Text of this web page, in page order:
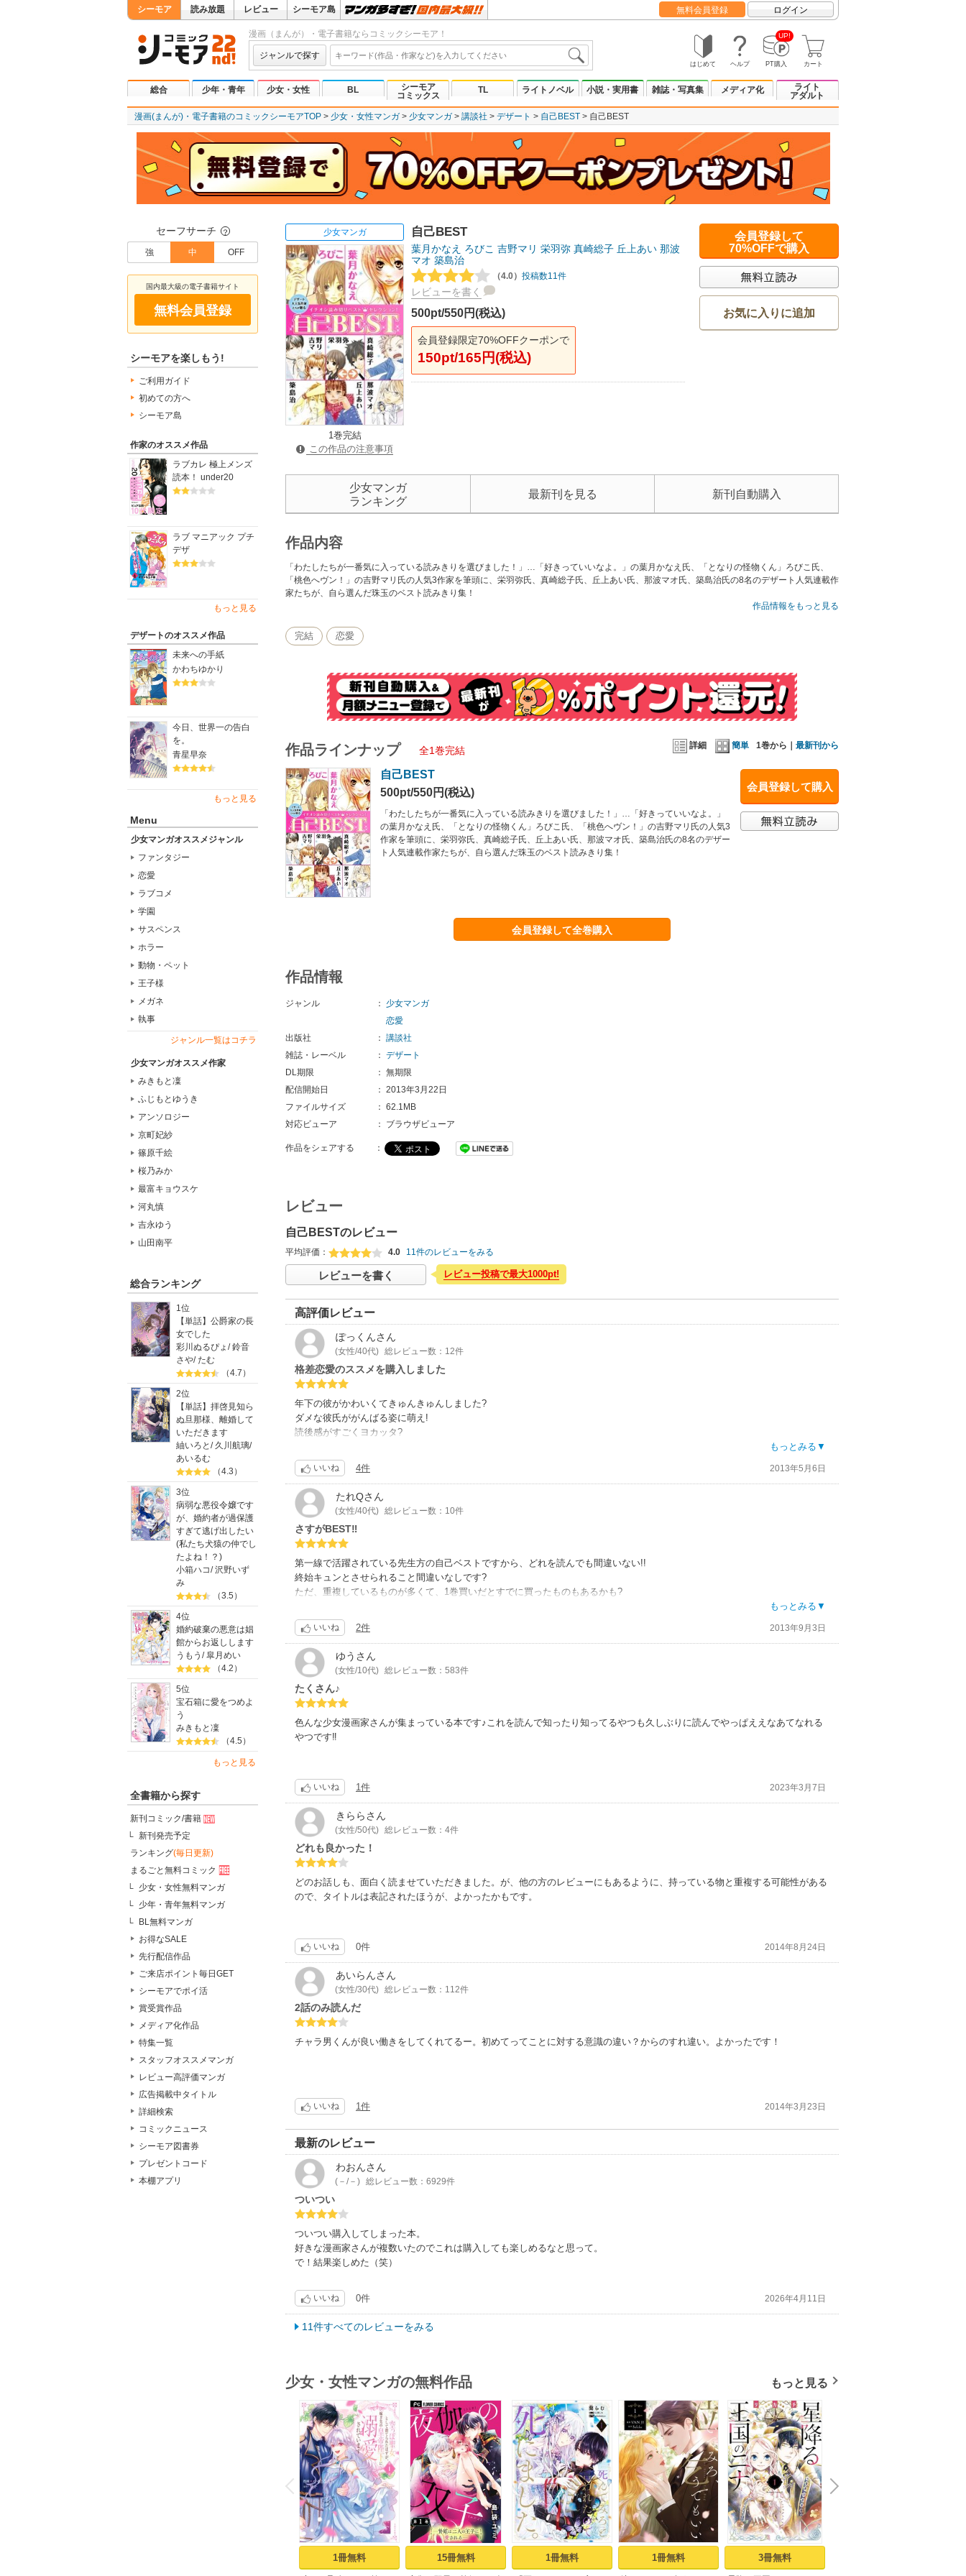
シーモア 読み放題 レビュー シーモア島 無料会員登録 ログイン
漫画（まんが）・電子書籍ならコミックシーモア！
ジャンルで探す
はじめて ヘルプ
UP!
PT購入 カート
総合 少年・青年 少女・女性 BL
シーモア
コミックス
TL ライトノベル 小説・実用書 雑誌・写真集 メディア化
ライト
アダルト
漫画(まんが)・電子書籍のコミックシーモアTOP 少女・女性マンガ 少女マンガ 講談社 デザート 自己BEST 自己BEST
セーフサーチ ？
強 中 OFF
国内最大級の電子書籍サイト
無料会員登録
シーモアを楽しもう!
ご利用ガイド
初めての方へ
シーモア島
作家のオススメ作品
ラブカレ 極上メンズ
読本！ under20
ラブ マニアック プチ
デザ
もっと見る
デザートのオススメ作品
未来への手紙
かわちゆかり
今日、世界一の告白
を。
青星早奈
もっと見る
Menu
少女マンガオススメジャンル
ファンタジー
恋愛
ラブコメ
学園
サスペンス
ホラー
動物・ペット
王子様
メガネ
執事
ジャンル一覧はコチラ
少女マンガオススメ作家
みきもと凜
ふじもとゆうき
アンソロジー
京町妃紗
篠原千絵
桜乃みか
最富キョウスケ
河丸慎
吉永ゆう
山田南平
総合ランキング
1位
【単話】公爵家の長
女でした
彩川ぬるぴょ /鈴音
さや/たむ
（4.7）
2位
【単話】拝啓見知ら
ぬ旦那様、離婚して
いただきます
紬いろと / 久川航璃/
あいるむ
（4.3）
3位
病弱な悪役令嬢です
が、婚約者が過保護
すぎて逃げ出したい
(私たち犬猿の仲でし
たよね！？)
小箱ハコ/沢野いず
み
（3.5）
4位
婚約破棄の悪意は娼
館からお返しします
うもう /皐月めい
（4.2）
5位
宝石箱に愛をつめよ
う
みきもと凜
（4.5）
もっと見る
全書籍から探す
新刊コミック/書籍
新刊発売予定
ランキング(毎日更新)
まるごと無料コミック
少女・女性無料マンガ
少年・青年無料マンガ
BL無料マンガ
お得なSALE
先行配信作品
ご来店ポイント毎日GET
シーモアでポイ活
賞受賞作品
メディア化作品
特集一覧
スタッフオススメマンガ
レビュー高評価マンガ
広告掲載中タイトル
詳細検索
コミックニュース
シーモア図書券
プレゼントコード
本棚アプリ
少女マンガ
1巻完結
この作品の注意事項
自己BEST
葉月かなえ ろびこ 吉野マリ 栄羽弥 真崎総子 丘上あい 那波
マオ 築島治
（4.0） 投稿数11件
レビューを書く
500pt/550円(税込)
会員登録限定70%OFFクーポンで
150pt/165円(税込)
会員登録して
70%OFFで購入
お気に入りに追加
少女マンガ
ランキング
最新刊を見る 新刊自動購入
作品内容
「わたしたちが一番気に入っている読みきりを選びました！」…「好きっていいなよ。」の葉月かなえ氏、「となりの怪物くん」ろびこ氏、
「桃色へヴン！」の吉野マリ氏の人気3作家を筆頭に、栄羽弥氏、真崎総子氏、丘上あい氏、那波マオ氏、築島治氏の8名のデザート人気連載作
家たちが、自ら選んだ珠玉のベスト読みきり集！
作品情報をもっと見る
完結 恋愛
詳細 簡単 1巻から｜ 最新刊から
作品ラインナップ 全1巻完結
会員登録して購入
自己BEST
500pt/550円(税込)
「わたしたちが一番気に入っている読みきりを選びました！」…「好きっていいなよ。」
の葉月かなえ氏、「となりの怪物くん」ろびこ氏、「桃色へヴン！」の吉野マリ氏の人気3
作家を筆頭に、栄羽弥氏、真崎総子氏、丘上あい氏、那波マオ氏、築島治氏の8名のデザー
ト人気連載作家たちが、自ら選んだ珠玉のベスト読みきり集！
会員登録して全巻購入
作品情報
ジャンル ：
少女マンガ
恋愛
出版社
： 講談社
雑誌・レーベル
： デザート
DL期限
： 無期限
配信開始日
： 2013年3月22日
ファイルサイズ
： 62.1MB
対応ビューア
： ブラウザビューア
作品をシェアする ：
レビュー
自己BESTのレビュー
平均評価： 4.0 11件のレビューをみる
レビューを書く レビュー投稿で最大1000pt!
高評価レビュー
ぽっくんさん
(女性/40代) 総レビュー数：12件
格差恋愛のススメを購入しました
年下の彼がかわいくてきゅんきゅんしました?
ダメな彼氏ががんばる姿に萌え!
読後感がすごくヨカッタ?
この作品はすごく良かったけれど
まとめて購入する人はいいと思いますが
どの作家さんがどの作品なのか、作品に名前がないため、単品で購入する人に不親切なのが残念でした。
もっとみる▼
いいね 4件 2013年5月6日
たれQさん
(女性/40代) 総レビュー数：10件
さすがBEST‼
第一線で活躍されている先生方の自己ベストですから、どれを読んでも間違いない!!
終始キュンとさせられること間違いなしです?
ただ、重複しているものが多くて、1巻買いだとすでに買ったものもあるかも?
もっとみる▼
いいね 2件 2013年9月3日
ゆう さん
(女性/10代) 総レビュー数：583件
たくさん♪
色んな少女漫画家さんが集まっている本です♪これを読んで知ったり知ってるやつも久しぶりに読んでやっぱええなあてなれる
やつです‼︎
いいね 1件 2023年3月7日
きらら さん
(女性/50代) 総レビュー数：4件
どれも良かった！
どのお話しも、面白く読ませていただきました。が、他の方のレビューにもあるように、持っている物と重複する可能性がある
ので、タイトルは表記されたほうが、よかったかもです。
いいね 0件 2014年8月24日
あいらんさん
(女性/30代) 総レビュー数：112件
2話のみ読んだ
チャラ男くんが良い働きをしてくれてるー。初めてってことに対する意識の違い？からのすれ違い。よかったです！
いいね 1件 2014年3月23日
最新のレビュー
わおんさん
(－/－) 総レビュー数：6929件
ついつい
ついつい購入してしまった本。
好きな漫画家さんが複数いたのでこれは購入しても楽しめるなと思って。
で！結果楽しめた（笑）
いいね 0件 2026年4月11日
11件すべてのレビューをみる
少女・女性マンガの無料作品 もっと見る
P
r
e
v
i
o
u
s
1冊無料 15冊無料 1冊無料 1冊無料 3冊無料
N
e
x
t